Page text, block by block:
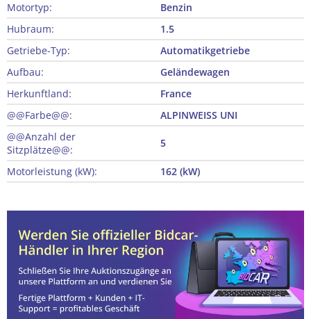
Motortyp:
Benzin
Hubraum:
1.5
Getriebe-Typ:
Automatikgetriebe
Aufbau:
Geländewagen
Herkunftland:
France
@@Farbe@@:
ALPINWEISS UNI
@@Anzahl der
Sitzplätze@@:
5
Motorleistung (kW): 162 (kW)